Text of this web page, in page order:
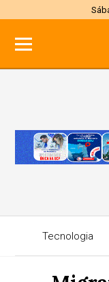
Tecnologia